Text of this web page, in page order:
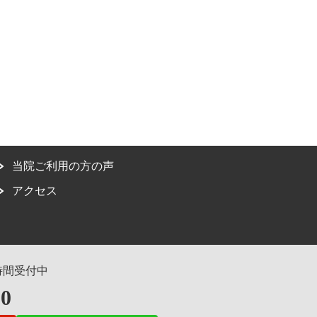
当院ご利用の方の声
アクセス
受付中